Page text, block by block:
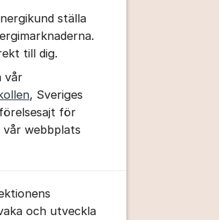
ställa
till dig.
vår
, Sveriges
för
vår webbplats
och utveckla